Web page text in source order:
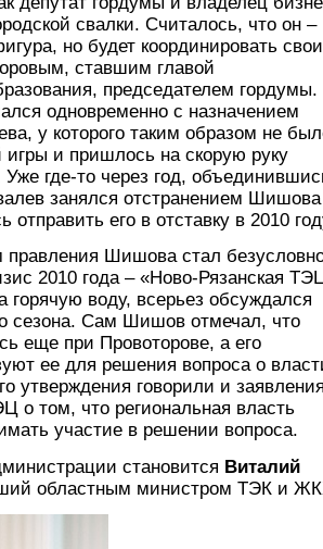
свалки. Считалось, что он –
но будет координировать свои
ставшим главой
председателем гордумы.
одновременно с назначением
у которого таким образом не
и пришлось на скорую руку
где-то через год,
занялся отстранением Шишова
отправить его в отставку в 2010
правления Шишова стал
2010 года – «Ново-Рязанская
горячую воду, всерьез обсуждался
сезона. Сам Шишов отмечал, что
еще при Провоторове, а его
ее для решения вопроса о
утверждения говорили и
о том, что региональная власть
участие в решении вопроса.
становится Виталий
областным министром ТЭК и